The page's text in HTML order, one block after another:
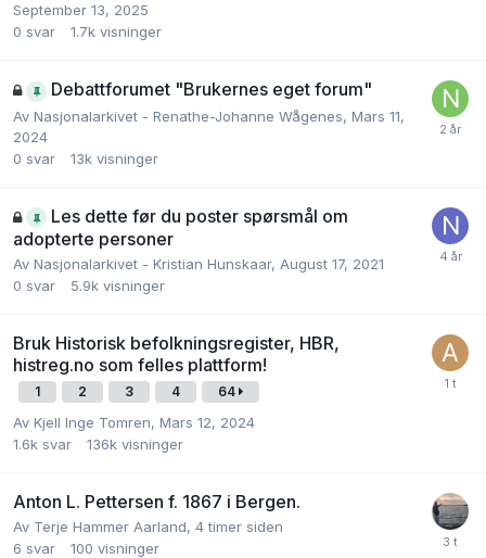
September 13, 2025
0 svar 1.7k visninger
Debattforumet "Brukernes eget forum"
Av Nasjonalarkivet - Renathe-Johanne Wågenes, Mars 11,
2024
0 svar 13k visninger
Les dette før du poster spørsmål om
adopterte personer
Av Nasjonalarkivet - Kristian Hunskaar, August 17, 2021
0 svar 5.9k visninger
Bruk Historisk befolkningsregister, HBR,
histreg.no som felles plattform!
1 2 3 4 64
Av Kjell Inge Tomren, Mars 12, 2024
1.6k svar 136k visninger
Anton L. Pettersen f. 1867 i Bergen.
Av Terje Hammer Aarland, 4 timer siden
6 svar 100 visninger